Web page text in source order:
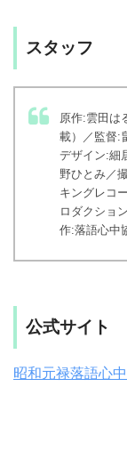
スタッフ
原作:雲田は
載）／監督:
デザイン:細
野ひとみ／
キングレコ
ロダクショ
作:落語心中
公式サイト
昭和元禄落語心